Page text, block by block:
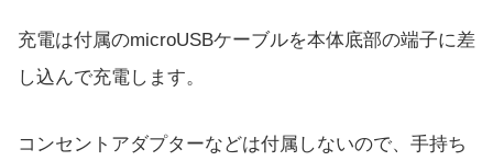
充電は付属のmicroUSBケーブルを本体底部の端子に差
し込んで充電します。
コンセントアダプターなどは付属しないので、手持ち